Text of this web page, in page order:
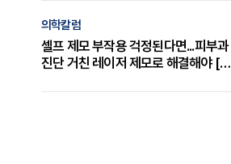
의학칼럼
셀프 제모 부작용 걱정된다면...피부과
진단 거친 레이저 제모로 해결해야 [변